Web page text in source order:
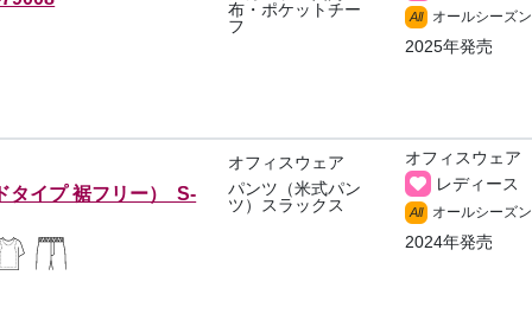
布・ポケットチー
フ
All オールシーズン
2025年発売
タイプ 裾フリー） S-
オフィスウェア
パンツ（米式パン
ツ）スラックス
オフィスウェア
レディース
All オールシーズン
2024年発売